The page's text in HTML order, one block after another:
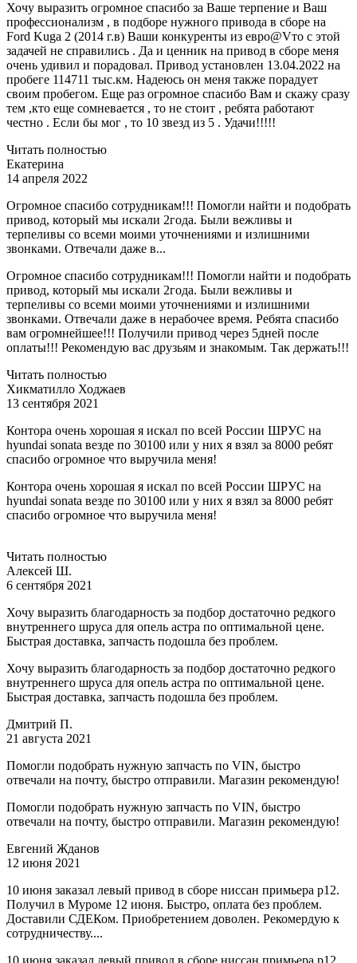
Хочу выразить огромное спасибо за Ваше терпение и Ваш
профессионализм , в подборе нужного привода в сборе на
Ford Kuga 2 (2014 г.в) Ваши конкуренты из евро@Vто с этой
задачей не справились . Да и ценник на привод в сборе меня
очень удивил и порадовал. Привод установлен 13.04.2022 на
пробеге 114711 тыс.км. Надеюсь он меня также порадует
своим пробегом. Еще раз огромное спасибо Вам и скажу сразу
тем ,кто еще сомневается , то не стоит , ребята работают
честно . Если бы мог , то 10 звезд из 5 . Удачи!!!!!
Читать полностью
Екатерина
14 апреля 2022
Огромное спасибо сотрудникам!!! Помогли найти и подобрать
привод, который мы искали 2года. Были вежливы и
терпеливы со всеми моими уточнениями и излишними
звонками. Отвечали даже в...
Огромное спасибо сотрудникам!!! Помогли найти и подобрать
привод, который мы искали 2года. Были вежливы и
терпеливы со всеми моими уточнениями и излишними
звонками. Отвечали даже в нерабочее время. Ребята спасибо
вам огромнейшее!!! Получили привод через 5дней после
оплаты!!! Рекомендую вас друзьям и знакомым. Так держать!!!
Читать полностью
Хикматилло Ходжаев
13 сентября 2021
Контора очень хорошая я искал по всей России ШРУС на
hyundai sonata везде по 30100 или у них я взял за 8000 ребят
спасибо огромное что выручила меня!
Контора очень хорошая я искал по всей России ШРУС на
hyundai sonata везде по 30100 или у них я взял за 8000 ребят
спасибо огромное что выручила меня!
Читать полностью
Алексей Ш.
6 сентября 2021
Хочу выразить благодарность за подбор достаточно редкого
внутреннего шруса для опель астра по оптимальной цене.
Быстрая доставка, запчасть подошла без проблем.
Хочу выразить благодарность за подбор достаточно редкого
внутреннего шруса для опель астра по оптимальной цене.
Быстрая доставка, запчасть подошла без проблем.
Дмитрий П.
21 августа 2021
Помогли подобрать нужную запчасть по VIN, быстро
отвечали на почту, быстро отправили. Магазин рекомендую!
Помогли подобрать нужную запчасть по VIN, быстро
отвечали на почту, быстро отправили. Магазин рекомендую!
Евгений Жданов
12 июня 2021
10 июня заказал левый привод в сборе ниссан примьера р12.
Получил в Муроме 12 июня. Быстро, оплата без проблем.
Доставили СДЕКом. Приобретением доволен. Рекомердую к
сотрудничеству....